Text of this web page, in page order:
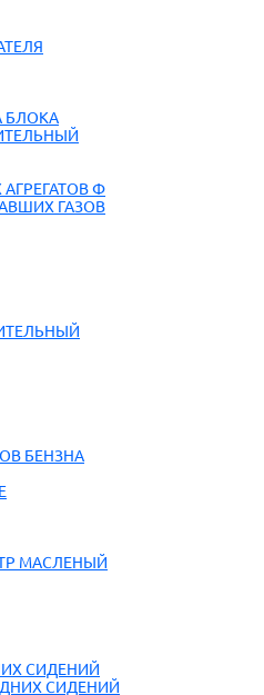
БЛОКА
Ф
ГАЗОВ
БЕНЗНА
МАСЛЕНЫЙ
СИДЕНИЙ
СИДЕНИЙ